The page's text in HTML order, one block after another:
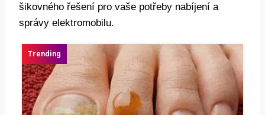
šikovného řešení pro vaše potřeby nabíjení a
správy elektromobilu.